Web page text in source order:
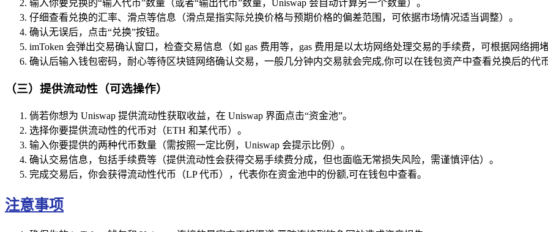
输入你要兑换的“输入代币”数量（或者“输出代币”数量，Uniswap 会自动计算另一个数量）。
仔细查看兑换的汇率、滑点等信息（滑点是指实际兑换价格与预期价格的偏差范围，可依据市场情况适当调整）。
确认无误后，点击“兑换”按钮。
imToken 会弹出交易确认窗口，检查交易信息（如 gas 费用等，gas 费用是以太坊网络处理交易的手续费，可根据网络拥
确认后输入钱包密码，耐心等待区块链网络确认交易，一般几分钟内交易就会完成,你可以在钱包资产中查看兑换后的代币
（三）提供流动性（可选操作）
倘若你想为 Uniswap 提供流动性获取收益，在 Uniswap 界面点击“资金池”。
选择你要提供流动性的代币对（ETH 和某代币）。
输入你要提供的两种代币数量（需按照一定比例，Uniswap 会提示比例）。
确认交易信息，包括手续费等（提供流动性会获得交易手续费分成，但也面临无常损失风险，需谨慎评估）。
完成交易后，你会获得流动性代币（LP 代币），代表你在资金池中的份额,可在钱包中查看。
注意事项